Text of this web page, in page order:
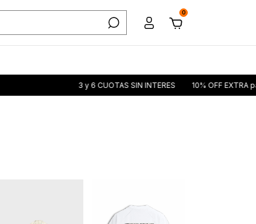
0
3 y 6 CUOTAS SIN INTERES 10% OFF EXTRA pagando con